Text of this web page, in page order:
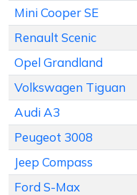
Mini Cooper SE
Renault Scenic
Opel Grandland
Volkswagen Tiguan
Audi A3
Peugeot 3008
Jeep Compass
Ford S-Max